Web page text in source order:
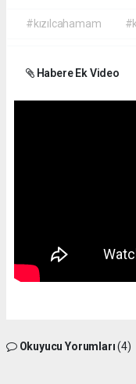
#kızılcahamam
Habere Ek Video
Okuyucu Yorumları(4)